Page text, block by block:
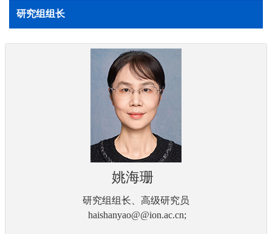
研究组组长
姚海珊
研究组组长、高级研究员
haishanyao@@ion.ac.cn;